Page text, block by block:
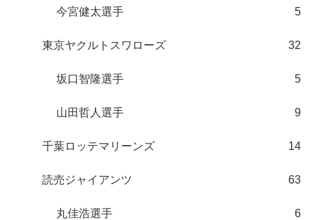
今宮健太選手 5
東京ヤクルトスワローズ 32
坂口智隆選手 5
山田哲人選手 9
千葉ロッテマリーンズ 14
読売ジャイアンツ 63
丸佳浩選手 6